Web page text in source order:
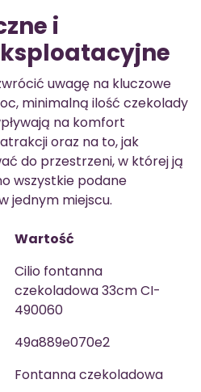
i
uwagę na kluczowe
minimalną ilość czekolady
na komfort
oraz na to, jak
do przestrzeni, w której ją
wszystkie podane
jednym miejscu.
Wartość
Cilio fontanna
czekoladowa 33cm CI-
490060
49a889e070e2
Fontanna czekoladowa